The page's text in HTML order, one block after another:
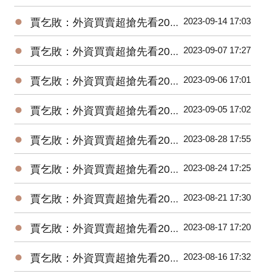
● 賈乞敗：外資買賣超搶先看20230914 2023-09-14 17:03
● 賈乞敗：外資買賣超搶先看20230907 2023-09-07 17:27
● 賈乞敗：外資買賣超搶先看20230906 2023-09-06 17:01
● 賈乞敗：外資買賣超搶先看20230905 2023-09-05 17:02
● 賈乞敗：外資買賣超搶先看20230828 2023-08-28 17:55
● 賈乞敗：外資買賣超搶先看20230824 2023-08-24 17:25
● 賈乞敗：外資買賣超搶先看20230821 2023-08-21 17:30
● 賈乞敗：外資買賣超搶先看20230817 2023-08-17 17:20
● 賈乞敗：外資買賣超搶先看20230816 2023-08-16 17:32